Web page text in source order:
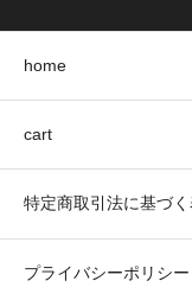
home
cart
特定商取引法に基づ
プライバシーポリシー